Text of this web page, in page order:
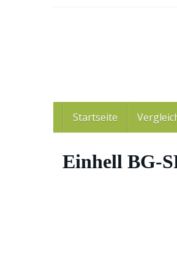
Startseite
Einhell BG-